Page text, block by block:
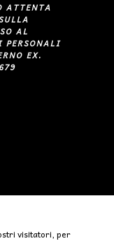
ATTENTA
AL
EX.
visitatori, per